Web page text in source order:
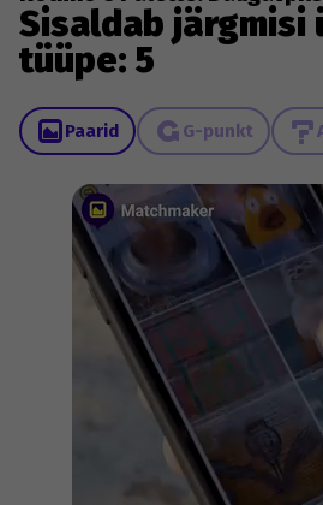
Sisaldab järgmisi
tüüpe: 5
Paarid G-punkt